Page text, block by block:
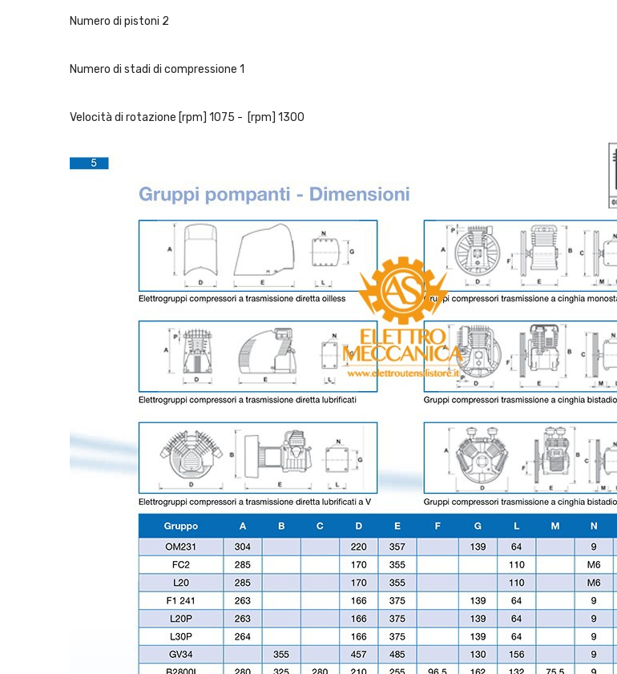
Numero di pistoni 2
Numero di stadi di compressione 1
Velocità di rotazione [rpm] 1075 - [rpm] 1300